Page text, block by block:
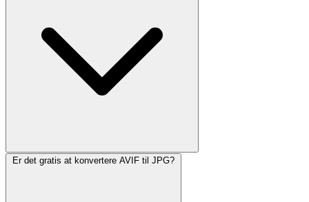
Er det gratis at konvertere AVIF til JPG?